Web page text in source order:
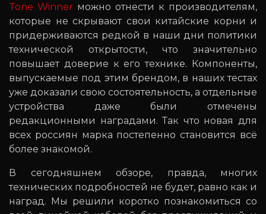
Tone Winner можно отнести к производителям,
которые не скрывают свои китайские корни и
придерживаются редкой в наши дни политики
технической открытости, что значительно
повышает доверие к его технике. Компоненты,
выпускаемые под этим брендом, в наших тестах
уже доказали свою состоятельность, а отдельные
устройства даже были отмечены
редакционными наградами. Так что новая для
всех россиян марка постепенно становится всё
более знакомой.
В сегодняшнем обзоре, правда, многих
технических подробностей не будет, равно как и
наград. Мы решили коротко познакомиться со